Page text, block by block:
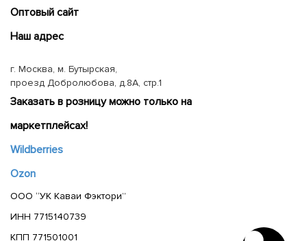
Оптовый сайт
Наш адрес
г. Москва, м. Бутырская,
проезд Добролюбова, д.8А, стр.1
Заказать в розницу можно только на
маркетплейсах!
Wildberries
Ozon
ООО “УК Каваи Фэктори”
ИНН 7715140739
КПП 771501001